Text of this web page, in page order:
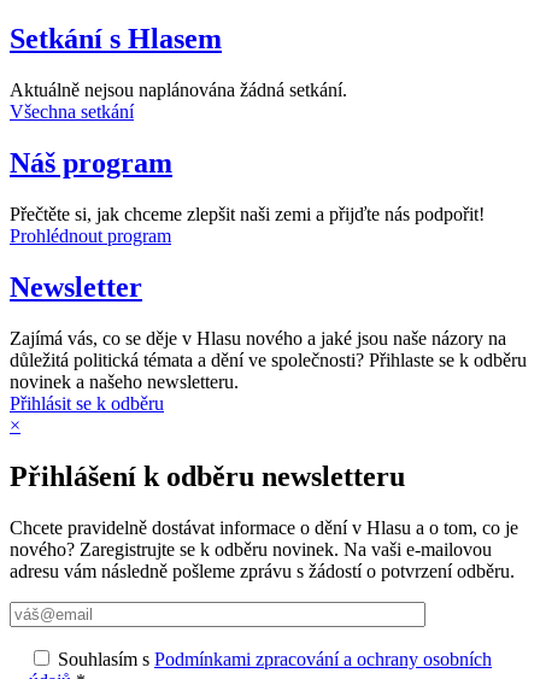
Setkání s Hlasem
Aktuálně nejsou naplánována žádná setkání.
Všechna setkání
Náš program
Přečtěte si, jak chceme zlepšit naši zemi a přijďte nás podpořit!
Prohlédnout program
Newsletter
Zajímá vás, co se děje v Hlasu nového a jaké jsou naše názory na
důležitá politická témata a dění ve společnosti? Přihlaste se k odběru
novinek a našeho newsletteru.
Přihlásit se k odběru
×
Přihlášení k odběru newsletteru
Chcete pravidelně dostávat informace o dění v Hlasu a o tom, co je
nového? Zaregistrujte se k odběru novinek. Na vaši e-mailovou
adresu vám následně pošleme zprávu s žádostí o potvrzení odběru.
Souhlasím s Podmínkami zpracování a ochrany osobních